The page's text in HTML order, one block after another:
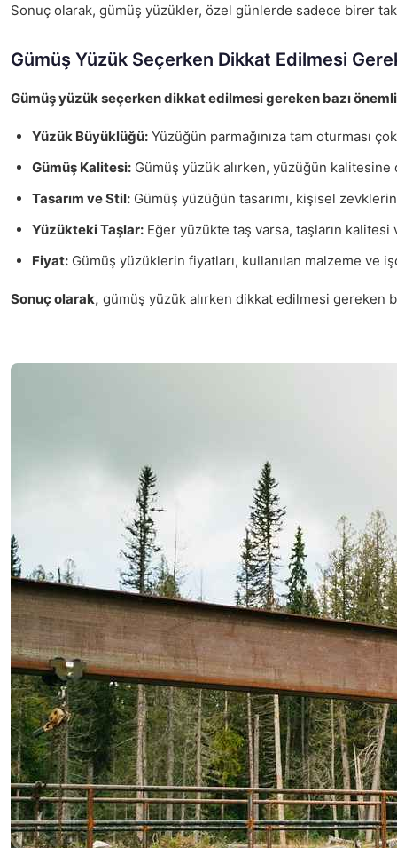
Sonuç olarak, gümüş yüzükler, özel günlerde sadece birer
Gümüş Yüzük Seçerken Dikkat Edilmesi
Gümüş yüzük seçerken dikkat edilmesi gereken bazı
Yüzük Büyüklüğü: Yüzüğün parmağınıza tam oturması
Gümüş Kalitesi: Gümüş yüzük alırken, yüzüğün kalitesine
Tasarım ve Stil: Gümüş yüzüğün tasarımı, kişisel
Yüzükteki Taşlar: Eğer yüzükte taş varsa, taşların
Fiyat: Gümüş yüzüklerin fiyatları, kullanılan malzeme ve
Sonuç olarak, gümüş yüzük alırken dikkat edilmesi gereken